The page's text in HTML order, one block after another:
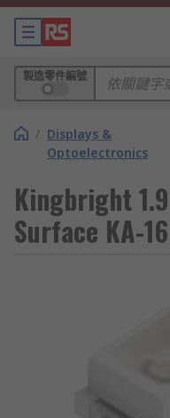
製造零件編號
/ Displays &
Optoelectronics
Kingbright
Surface KA-